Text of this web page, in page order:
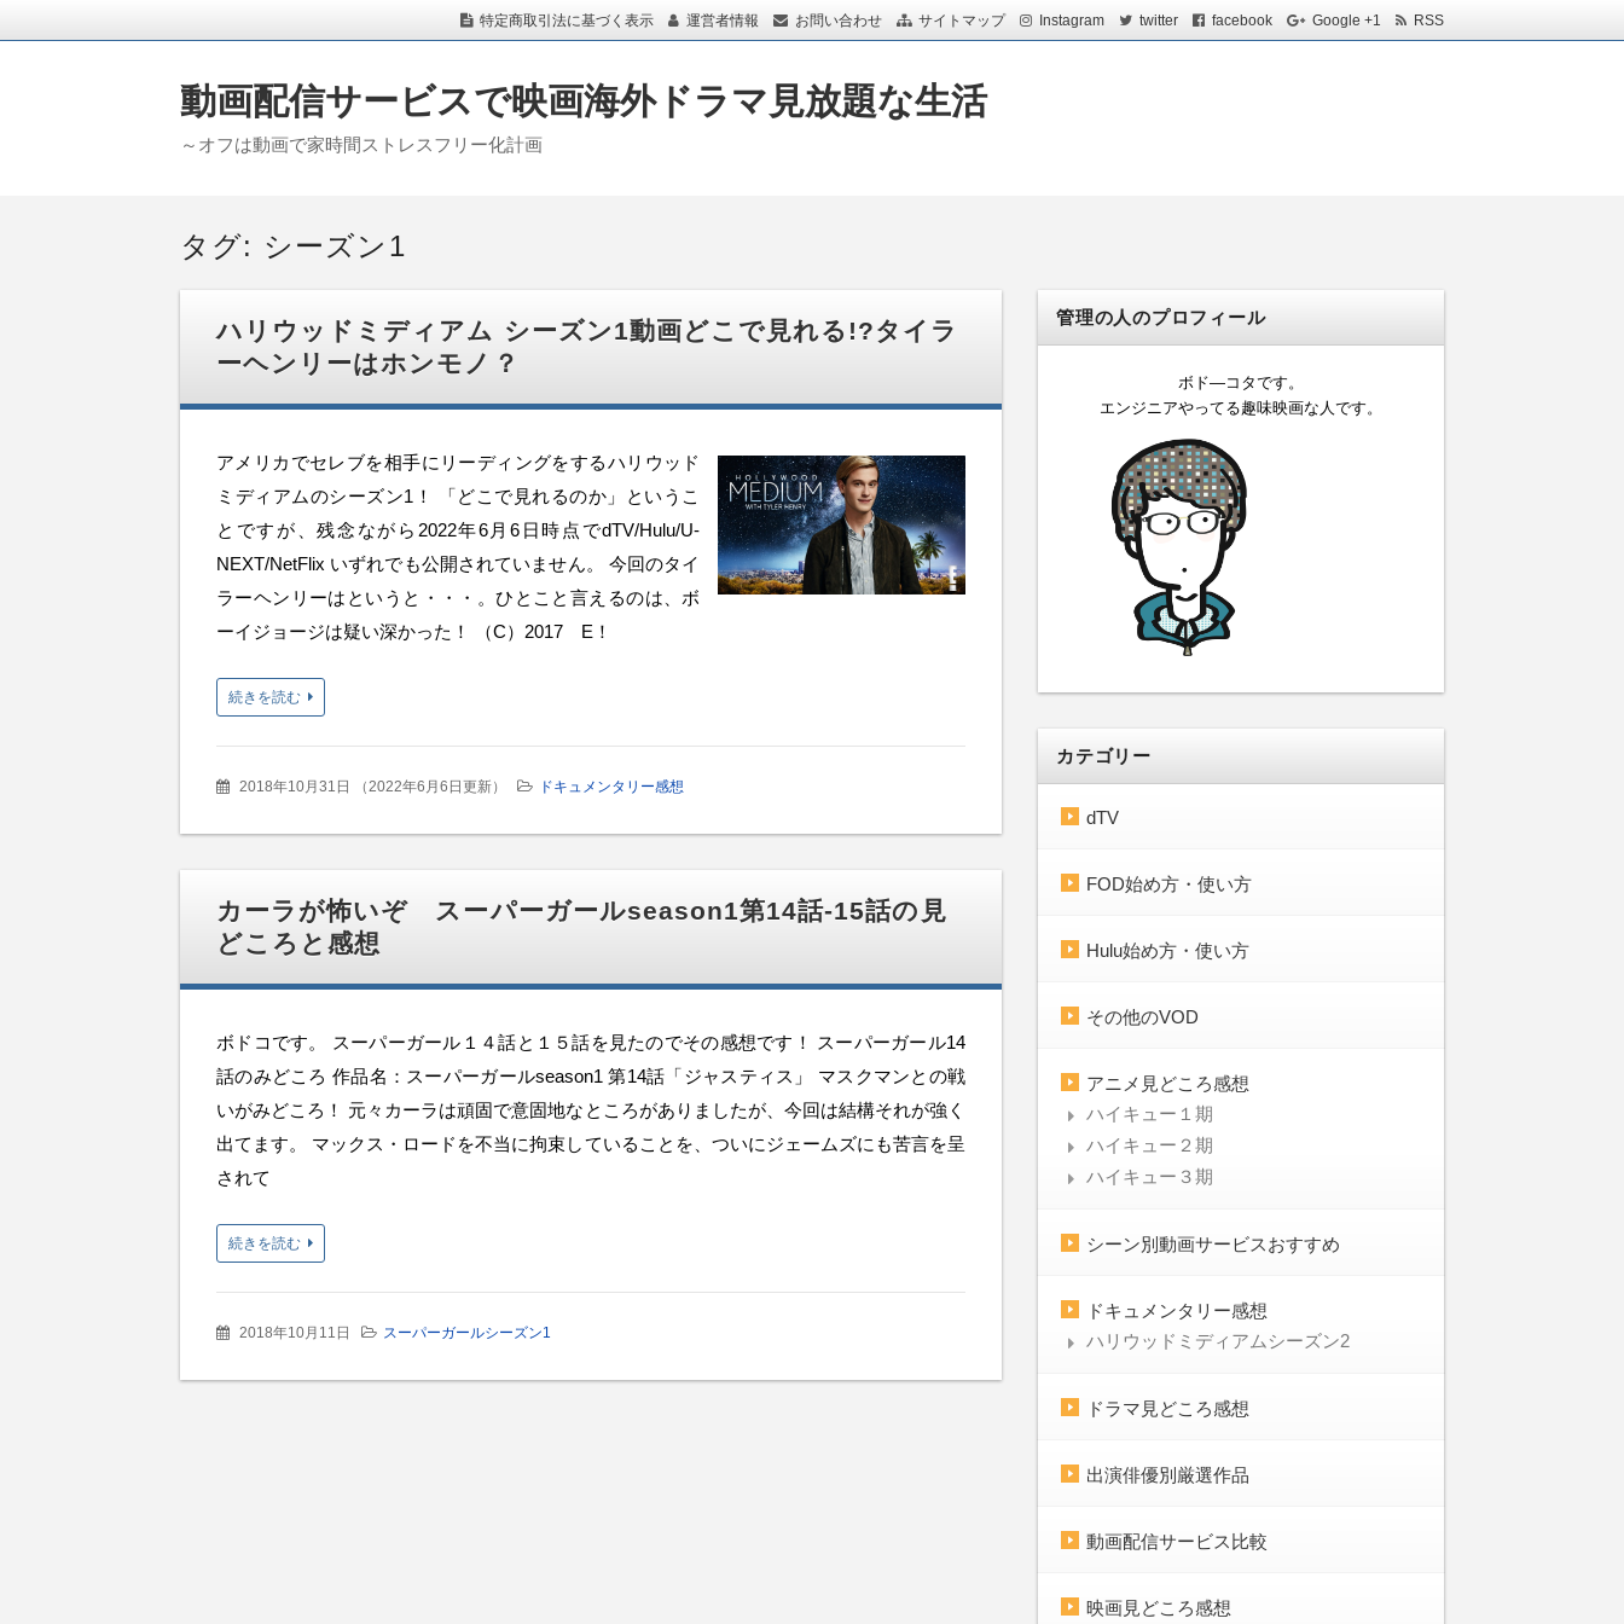
特定商取引法に基づく表示 運営者情報 お問い合わせ サイトマップ Instagram twitter facebook Google +1 RSS
動画配信サービスで映画海外ドラマ見放題な生活
～オフは動画で家時間ストレスフリー化計画
タグ: シーズン1
ハリウッドミディアム シーズン1動画どこで見れる!?タイラ
ーヘンリーはホンモノ？
アメリカでセレブを相手にリーディングをするハリウッド
ミディアムのシーズン1！ 「どこで見れるのか」というこ
とですが、残念ながら2022年6月6日時点でdTV/Hulu/U-
NEXT/NetFlix いずれでも公開されていません。 今回のタイ
ラーヘンリーはというと・・・。ひとこと言えるのは、ボ
ーイジョージは疑い深かった！ （C）2017 E！
続きを読む
2018年10月31日 （2022年6月6日更新） ドキュメンタリー感想
カーラが怖いぞ スーパーガールseason1第14話-15話の見
どころと感想
ボドコです。 スーパーガール１４話と１５話を見たのでその感想です！ スーパーガール14
話のみどころ 作品名：スーパーガールseason1 第14話「ジャスティス」 マスクマンとの戦
いがみどころ！ 元々カーラは頑固で意固地なところがありましたが、今回は結構それが強く
出てます。 マックス・ロードを不当に拘束していることを、ついにジェームズにも苦言を呈
されて
続きを読む
2018年10月11日 スーパーガールシーズン1
管理の人のプロフィール
ボド―コタです。
エンジニアやってる趣味映画な人です。
カテゴリー
dTV
FOD始め方・使い方
Hulu始め方・使い方
その他のVOD
アニメ見どころ感想
ハイキュー１期
ハイキュー２期
ハイキュー３期
シーン別動画サービスおすすめ
ドキュメンタリー感想
ハリウッドミディアムシーズン2
ドラマ見どころ感想
出演俳優別厳選作品
動画配信サービス比較
映画見どころ感想